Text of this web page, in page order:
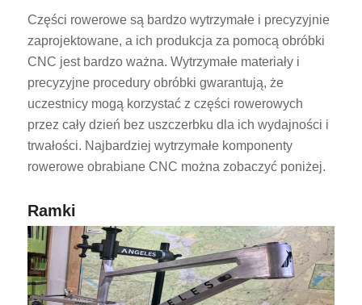
Części rowerowe są bardzo wytrzymałe i precyzyjnie
zaprojektowane, a ich produkcja za pomocą obróbki
CNC jest bardzo ważna. Wytrzymałe materiały i
precyzyjne procedury obróbki gwarantują, że
uczestnicy mogą korzystać z części rowerowych
przez cały dzień bez uszczerbku dla ich wydajności i
trwałości. Najbardziej wytrzymałe komponenty
rowerowe obrabiane CNC można zobaczyć poniżej.
Ramki